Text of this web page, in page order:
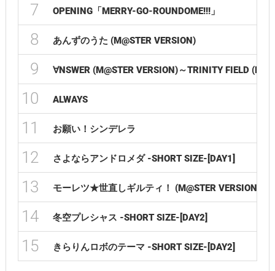
7 OPENING「MERRY-GO-ROUNDOME!!!」
8 あんずのうた (M@STER VERSION)
9 ∀NSWER (M@STER VERSION)～TRINITY FIELD
10 ALWAYS
11 お願い！シンデレラ
12 さよならアンドロメダ -SHORT SIZE-[DAY1]
13 モーレツ★世直しギルティ！ (M@STER
14 冬空プレシャス -SHORT SIZE-[DAY2]
15 きらりんロボのテーマ -SHORT SIZE-[DAY2]